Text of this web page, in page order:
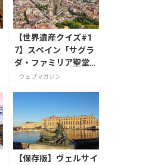
【世界遺産クイズ#1
7】スペイン「サグラ
ダ・ファミリア聖堂」
の12本の塔が象徴す
ウェブマガジン
【保存版】ヴェルサイ